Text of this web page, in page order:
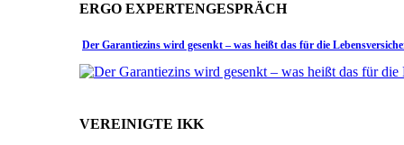
ERGO EXPERTENGESPRÄCH
Der Garantiezins wird gesenkt – was heißt das für die
VEREINIGTE IKK